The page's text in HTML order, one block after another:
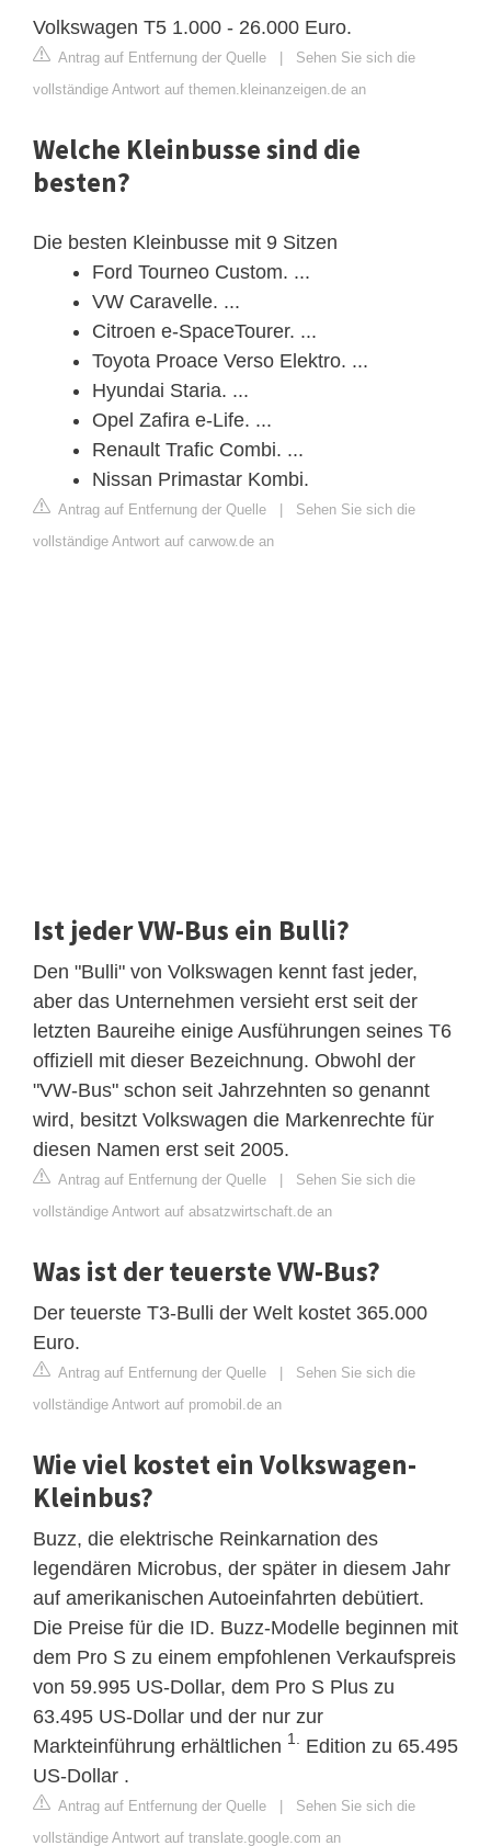
Volkswagen T5 1.000 - 26.000 Euro.
Antrag auf Entfernung der Quelle | Sehen Sie sich die
vollständige Antwort auf themen.kleinanzeigen.de an
Welche Kleinbusse sind die
besten?
Die besten Kleinbusse mit 9 Sitzen
Ford Tourneo Custom. ...
VW Caravelle. ...
Citroen e-SpaceTourer. ...
Toyota Proace Verso Elektro. ...
Hyundai Staria. ...
Opel Zafira e-Life. ...
Renault Trafic Combi. ...
Nissan Primastar Kombi.
Antrag auf Entfernung der Quelle | Sehen Sie sich die
vollständige Antwort auf carwow.de an
Ist jeder VW-Bus ein Bulli?
Den "Bulli" von Volkswagen kennt fast jeder,
aber das Unternehmen versieht erst seit der
letzten Baureihe einige Ausführungen seines T6
offiziell mit dieser Bezeichnung. Obwohl der
"VW-Bus" schon seit Jahrzehnten so genannt
wird, besitzt Volkswagen die Markenrechte für
diesen Namen erst seit 2005.
Antrag auf Entfernung der Quelle | Sehen Sie sich die
vollständige Antwort auf absatzwirtschaft.de an
Was ist der teuerste VW-Bus?
Der teuerste T3-Bulli der Welt kostet 365.000
Euro.
Antrag auf Entfernung der Quelle | Sehen Sie sich die
vollständige Antwort auf promobil.de an
Wie viel kostet ein Volkswagen-
Kleinbus?
Buzz, die elektrische Reinkarnation des
legendären Microbus, der später in diesem Jahr
auf amerikanischen Autoeinfahrten debütiert.
Die Preise für die ID. Buzz-Modelle beginnen mit
dem Pro S zu einem empfohlenen Verkaufspreis
von 59.995 US-Dollar, dem Pro S Plus zu
63.495 US-Dollar und der nur zur
Markteinführung erhältlichen 1. Edition zu 65.495
US-Dollar .
Antrag auf Entfernung der Quelle | Sehen Sie sich die
vollständige Antwort auf translate.google.com an